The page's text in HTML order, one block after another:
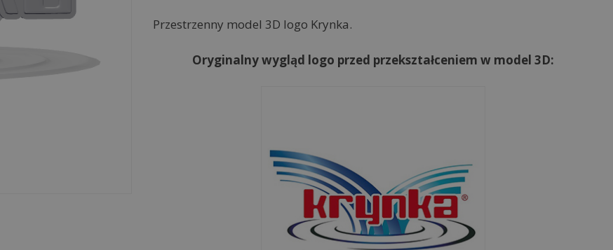
v
Przestrzenny model 3D logo Krynka.
Oryginalny wygląd logo przed przekształceniem w model 3D: